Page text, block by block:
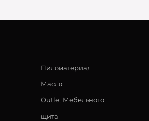
Пиломатериал
Масло
Outlet Мебельного
щита